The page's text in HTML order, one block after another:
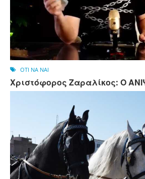
OTI NA NAI
Χριστόφορος Ζαραλίκος: Ο